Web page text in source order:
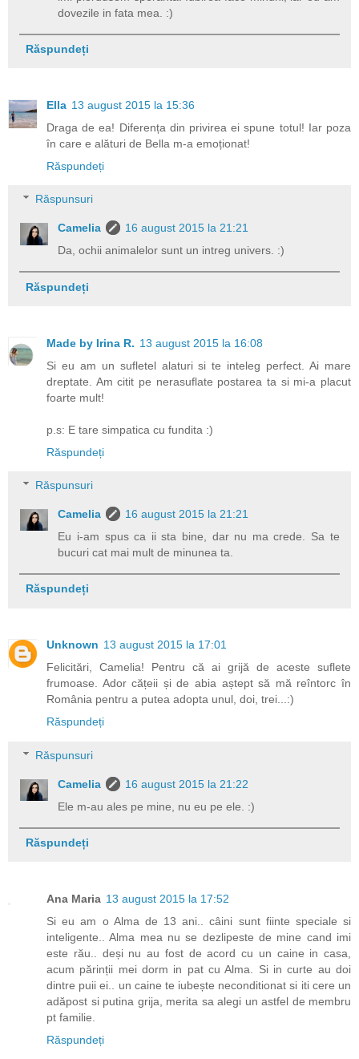
dovezile in fata mea. :)
Răspundeți
Ella 13 august 2015 la 15:36
Draga de ea! Diferența din privirea ei spune totul! Iar poza
în care e alături de Bella m-a emoționat!
Răspundeți
Răspunsuri
Camelia
16 august 2015 la 21:21
Da, ochii animalelor sunt un intreg univers. :)
Răspundeți
Made by Irina R. 13 august 2015 la 16:08
Si eu am un sufletel alaturi si te inteleg perfect. Ai mare
dreptate. Am citit pe nerasuflate postarea ta si mi-a placut
foarte mult!
p.s: E tare simpatica cu fundita :)
Răspundeți
Răspunsuri
Camelia
16 august 2015 la 21:21
Eu i-am spus ca ii sta bine, dar nu ma crede. Sa te
bucuri cat mai mult de minunea ta.
Răspundeți
Unknown 13 august 2015 la 17:01
Felicitări, Camelia! Pentru că ai grijă de aceste suflete
frumoase. Ador cățeii și de abia aștept să mă reîntorc în
România pentru a putea adopta unul, doi, trei...:)
Răspundeți
Răspunsuri
Camelia
16 august 2015 la 21:22
Ele m-au ales pe mine, nu eu pe ele. :)
Răspundeți
Ana Maria 13 august 2015 la 17:52
Si eu am o Alma de 13 ani.. câini sunt fiinte speciale si
inteligente.. Alma mea nu se dezlipeste de mine cand imi
este rău.. deși nu au fost de acord cu un caine in casa,
acum părinții mei dorm in pat cu Alma. Si in curte au doi
dintre puii ei.. un caine te iubește neconditionat si iti cere un
adăpost si putina grija, merita sa alegi un astfel de membru
pt familie.
Răspundeți